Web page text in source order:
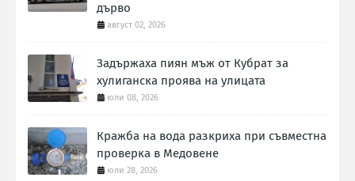
дърво
август 02, 2026
Задържаха пиян мъж от Кубрат за
хулиганска проява на улицата
юли 08, 2026
Кражба на вода разкриха при съвместна
проверка в Медовене
юли 28, 2026